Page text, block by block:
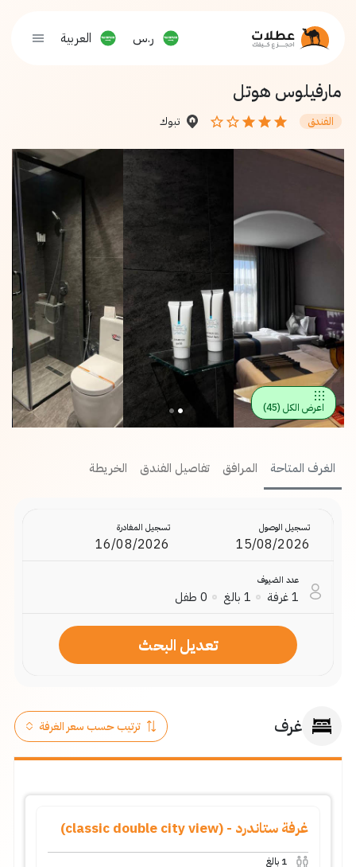
ر.س العربية
مارفيلوس هوتل
الفندق تبوك
اعرض الكل (
45
)
الغرف المتاحة المرافق تفاصيل الفندق الخريطة
تسجيل الوصول تسجيل المغادرة
عدد الضيوف
1غرفة 1 بالغ 0 طفل
تعديل البحث
غرف
غرفة ستاندرد - (classic double city view)
1 بالغ